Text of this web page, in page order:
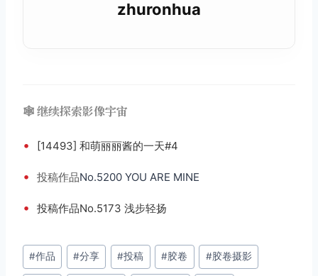
zhuronhua
🕸️ 继续探索影像宇宙
• [14493] 和萌丽丽酱的一天#4
• 投稿作品No.5200 YOU ARE MINE
• 投稿作品No.5173 浅步轻扬
文
章
#作品 #分享 #投稿 #胶卷 #胶卷摄影